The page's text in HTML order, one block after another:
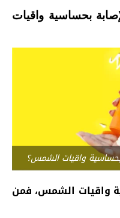
بحساسية واقيات
واقيات الشمس؟
واقيات الشمس، فمن